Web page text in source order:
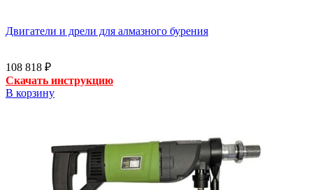
Двигатели и дрели для алмазного бурения
108 818 ₽
Скачать инструкцию
В корзину